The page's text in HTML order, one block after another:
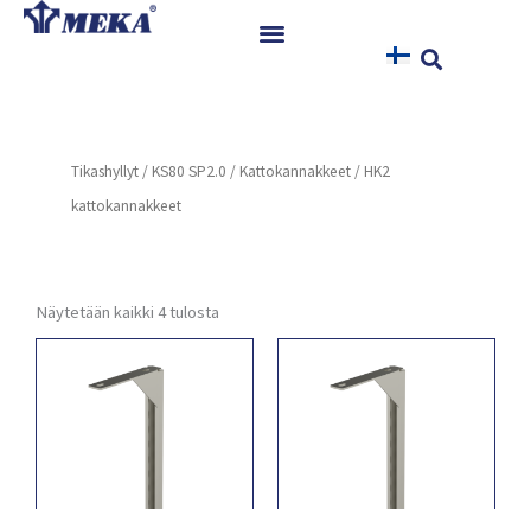
Siirry
Referenssit
Uutiset
Yhteystiedot
Tikashyllyt / KS80 SP2.0 / Kattokannakkeet / HK2
kattokannakkeet
Näytetään kaikki 4 tulosta